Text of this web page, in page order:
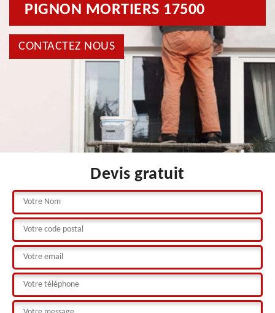
PIGNON MORTIERS 17500
CONTACTEZ NOUS
Devis gratuit